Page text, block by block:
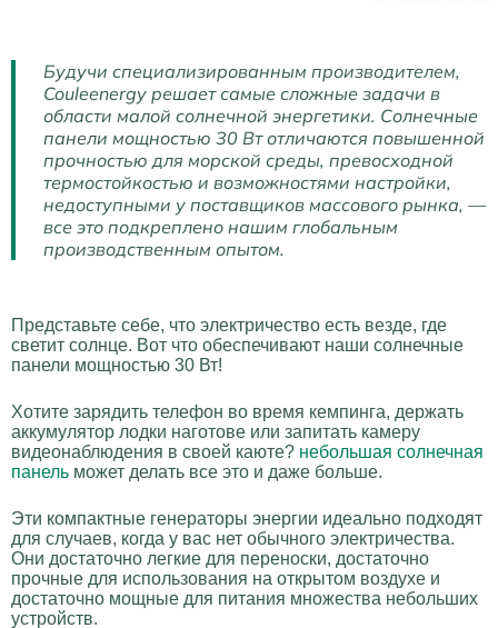
Будучи специализированным производителем,
Couleenergy решает самые сложные задачи в
области малой солнечной энергетики. Солнечные
панели мощностью 30 Вт отличаются повышенной
прочностью для морской среды, превосходной
термостойкостью и возможностями настройки,
недоступными у поставщиков массового рынка, —
все это подкреплено нашим глобальным
производственным опытом.
Представьте себе, что электричество есть везде, где
светит солнце. Вот что обеспечивают наши солнечные
панели мощностью 30 Вт!
Хотите зарядить телефон во время кемпинга, держать
аккумулятор лодки наготове или запитать камеру
видеонаблюдения в своей каюте? небольшая солнечная
панель может делать все это и даже больше.
Эти компактные генераторы энергии идеально подходят
для случаев, когда у вас нет обычного электричества.
Они достаточно легкие для переноски, достаточно
прочные для использования на открытом воздухе и
достаточно мощные для питания множества небольших
устройств.